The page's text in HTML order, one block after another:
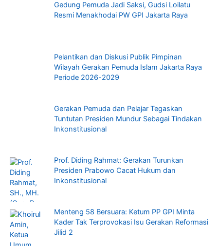
Gedung Pemuda Jadi Saksi, Gudsi Loilatu
Resmi Menakhodai PW GPI Jakarta Raya
Pelantikan dan Diskusi Publik Pimpinan
Wilayah Gerakan Pemuda Islam Jakarta Raya
Periode 2026-2029
Gerakan Pemuda dan Pelajar Tegaskan
Tuntutan Presiden Mundur Sebagai Tindakan
Inkonstitusional
Prof. Diding Rahmat: Gerakan Turunkan
Presiden Prabowo Cacat Hukum dan
Inkonstitusional
Menteng 58 Bersuara: Ketum PP GPI Minta
Kader Tak Terprovokasi Isu Gerakan Reformasi
Jilid 2